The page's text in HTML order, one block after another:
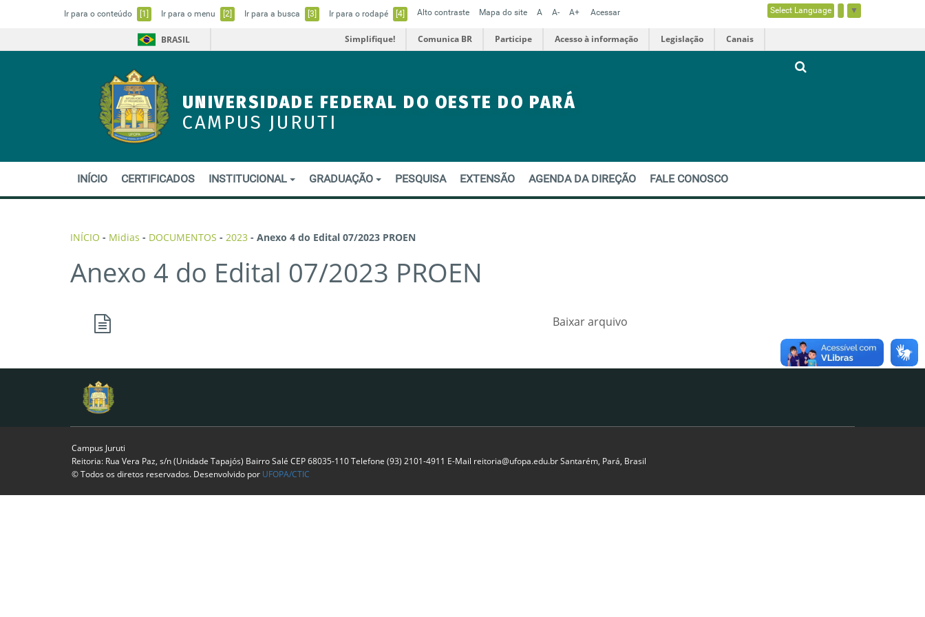
Ir para o conteúdo [1] Ir para o menu [2] Ir para a busca [3] Ir para o rodapé [4] Alto contraste Mapa do site A A- A+ Acessar Select Language ▼
BRASIL Simplifique! Comunica BR Participe Acesso à informação Legislação Canais
UNIVERSIDADE FEDERAL DO OESTE DO PARÁ
CAMPUS JURUTI
INÍCIO CERTIFICADOS INSTITUCIONAL GRADUAÇÃO PESQUISA EXTENSÃO AGENDA DA DIREÇÃO FALE CONOSCO
INÍCIO - Midias - DOCUMENTOS - 2023 - Anexo 4 do Edital 07/2023 PROEN
Anexo 4 do Edital 07/2023 PROEN
Baixar arquivo
Campus Juruti
Reitoria: Rua Vera Paz, s/n (Unidade Tapajós) Bairro Salé CEP 68035-110 Telefone (93) 2101-4911 E-Mail reitoria@ufopa.edu.br Santarém, Pará, Brasil
© Todos os diretos reservados. Desenvolvido por UFOPA/CTIC